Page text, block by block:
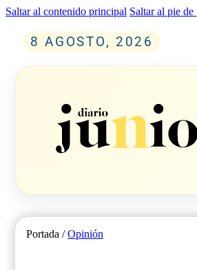
Saltar al contenido principal Saltar al pie de
8 AGOSTO, 2026
Portada /Opinión